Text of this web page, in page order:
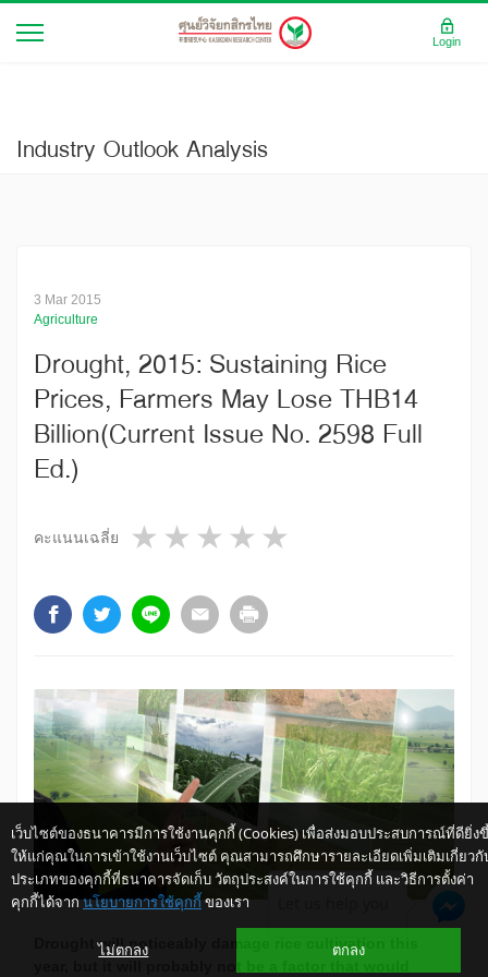
Industry Outlook Analysis
3 Mar 2015
Agriculture
Drought, 2015: Sustaining Rice
Prices, Farmers May Lose THB14
Billion(Current Issue No. 2598 Full
Ed.)
คะแนนเฉลี่ย 4 stars
3 stars
2 stars
1 star
Drought will noticeably damage rice cultivation this
เว็บไซต์ของธนาคารมีการใช้งานคุกกี้ (Cookies) เพื่อส่งมอบประสบการณ์ที่ดียิ่ง
ให้แก่คุณในการเข้าใช้งานเว็บไซต์ คุณสามารถศึกษารายละเอียดเพิ่มเติมเกี่ยวกั
ประเภทของคุกกี้ที่ธนาคารจัดเก็บ วัตถุประสงค์ในการใช้คุกกี้ และวิธีการตั้งค่า
คุกกี้ได้จากนโยบายการใช้คุกกี้ ของเรา
ไม่ตกลง ตกลง
Login